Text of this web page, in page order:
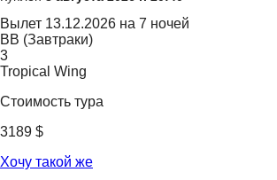
Вылет 13.12.2026 на 7 ночей
BB (Завтраки)
3
Tropical Wing
Стоимость тура
3189 $
Хочу такой же